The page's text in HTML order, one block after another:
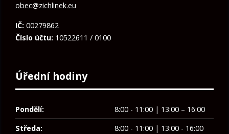
obec@zichlinek.eu
IČ: 00279862
Číslo účtu: 10522611 / 0100
Úřední hodiny
Pondělí:
8:00 - 11:00 | 13:00 – 16:00
Středa:
8:00 - 11:00 | 13:00 - 16:00